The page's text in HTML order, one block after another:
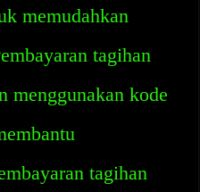
memudahkan
tagihan
menggunakan kode
tagihan